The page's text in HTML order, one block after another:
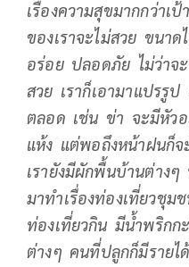
เรื่องความสุขมากกว่าเ
ของเราจะไม่สวย ขนา
อร่อย ปลอดภัย ไม่ว่าจ
สวย เราก็เอามาแปรรูป
ตลอด เช่น ข่า จะมีหัว
แห้ง แต่พอถึงหน้าฝนก็
เรายังมีผักพื้นบ้านต่าง
มาทำเรื่องท่องเที่ยวชุม
ท่องเที่ยวกิน มีน้ำพริก
ต่างๆ คนที่ปลูกก็มีรายไ